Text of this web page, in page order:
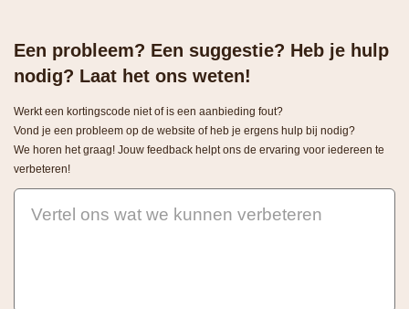
Een probleem? Een suggestie? Heb je hulp
nodig? Laat het ons weten!
Werkt een kortingscode niet of is een aanbieding fout?
Vond je een probleem op de website of heb je ergens hulp bij nodig?
We horen het graag! Jouw feedback helpt ons de ervaring voor iedereen te
verbeteren!
Vertel ons wat we kunnen verbeteren